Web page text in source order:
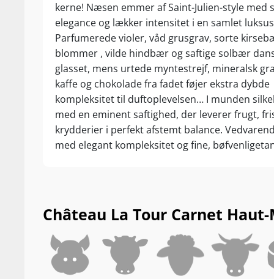
Nyd den til
kraftige tapas
Makkerparret
Château La
54 % Merlot
som
selekteres fra
klos op ad
10.000
luksuslagring
kerne! Næsen emmer af Saint-Julien-style med
elegance og lækker intensitet i en samlet
Parfumerede violer, våd grusgrav, sorte
blommer , vilde hindbær og saftige solbær
glasset, mens urtede myntestrejf, mineralsk
kaffe og chokolade fra fadet føjer ekstra dybde
kompleksitet til duftoplevelsen… I munden
med en eminent saftighed, der leverer frugt,
krydderier i perfekt afstemt balance.
med elegant kompleksitet og fine,
Château La Tour Carnet